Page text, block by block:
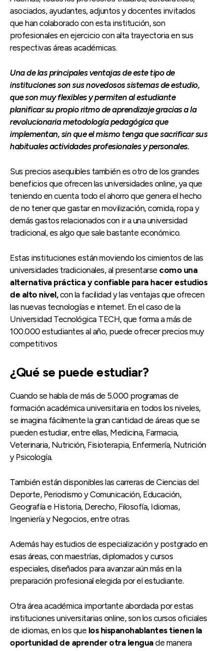
asociados, ayudantes, adjuntos y docentes invitados
que han colaborado con esta institución, son
profesionales en ejercicio con alta trayectoria en sus
respectivas áreas académicas.
Una de las principales ventajas de este tipo de
instituciones son sus novedosos sistemas de estudio,
queson muy flexibles y permiten al estudiante
planificar su propio ritmo de aprendizaje gracias a la
revolucionaria metodología pedagógicaque
implementan, sin que el mismo tenga que sacrificar sus
habituales actividades profesionales y personales.
Sus precios asequibles también es otro de los grandes
beneficios que ofrecen las universidades online, ya que
teniendo en cuenta todo el ahorro que genera el hecho
de no tener que gastar en movilización, comida, ropa y
demás gastos relacionados con ir a una universidad
tradicional, es algo que sale bastante económico.
Estas instituciones están moviendo los cimientos de las
universidades tradicionales, al presentarse como una
alternativa práctica y confiable para hacer estudios
de alto nivel,con la facilidad y las ventajas que ofrecen
las nuevas tecnologías e internet. En el caso de la
Universidad Tecnológica TECH, que forma a más de
100.000 estudiantes al año, puede ofrecer precios muy
competitivos
¿Qué se puede estudiar?
Cuando se habla de más de 5.000 programas de
formación académica universitaria en todos los niveles,
se imagina fácilmente la gran cantidad de áreas que se
pueden estudiar, entre ellas, Medicina, Farmacia,
Veterinaria, Nutrición, Fisioterapia, Enfermería, Nutrición
y Psicología.
También están disponibles las carreras de Ciencias del
Deporte, Periodismo y Comunicación, Educación,
Geografía e Historia, Derecho, Filosofía, Idiomas,
Ingeniería y Negocios, entre otras.
Además hay estudios de especialización y postgrado en
esas áreas, con maestrías, diplomados y cursos
especiales, diseñados para avanzar aún más en la
preparación profesional elegida por el estudiante.
Otra área académica importante abordada por estas
instituciones universitarias online, son los cursos oficiales
de idiomas, en los que los hispanohablantes tienen la
oportunidad de aprender otra lengua de manera